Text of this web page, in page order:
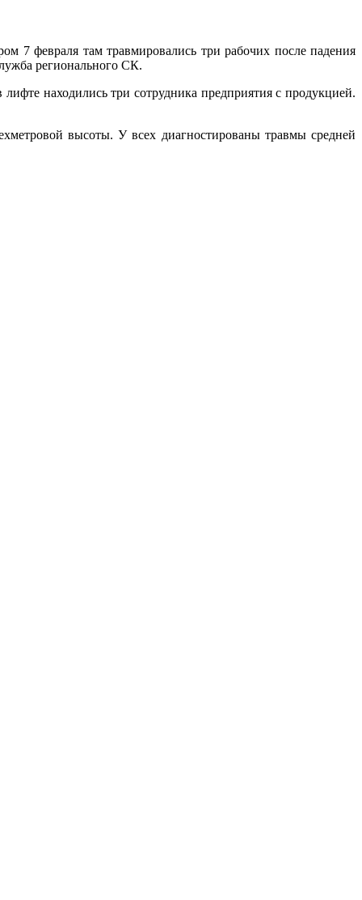
7 февраля там травмировались три рабочих после падения
регионального СК.
находились три сотрудника предприятия с продукцией.
высоты. У всех диагностированы травмы средней